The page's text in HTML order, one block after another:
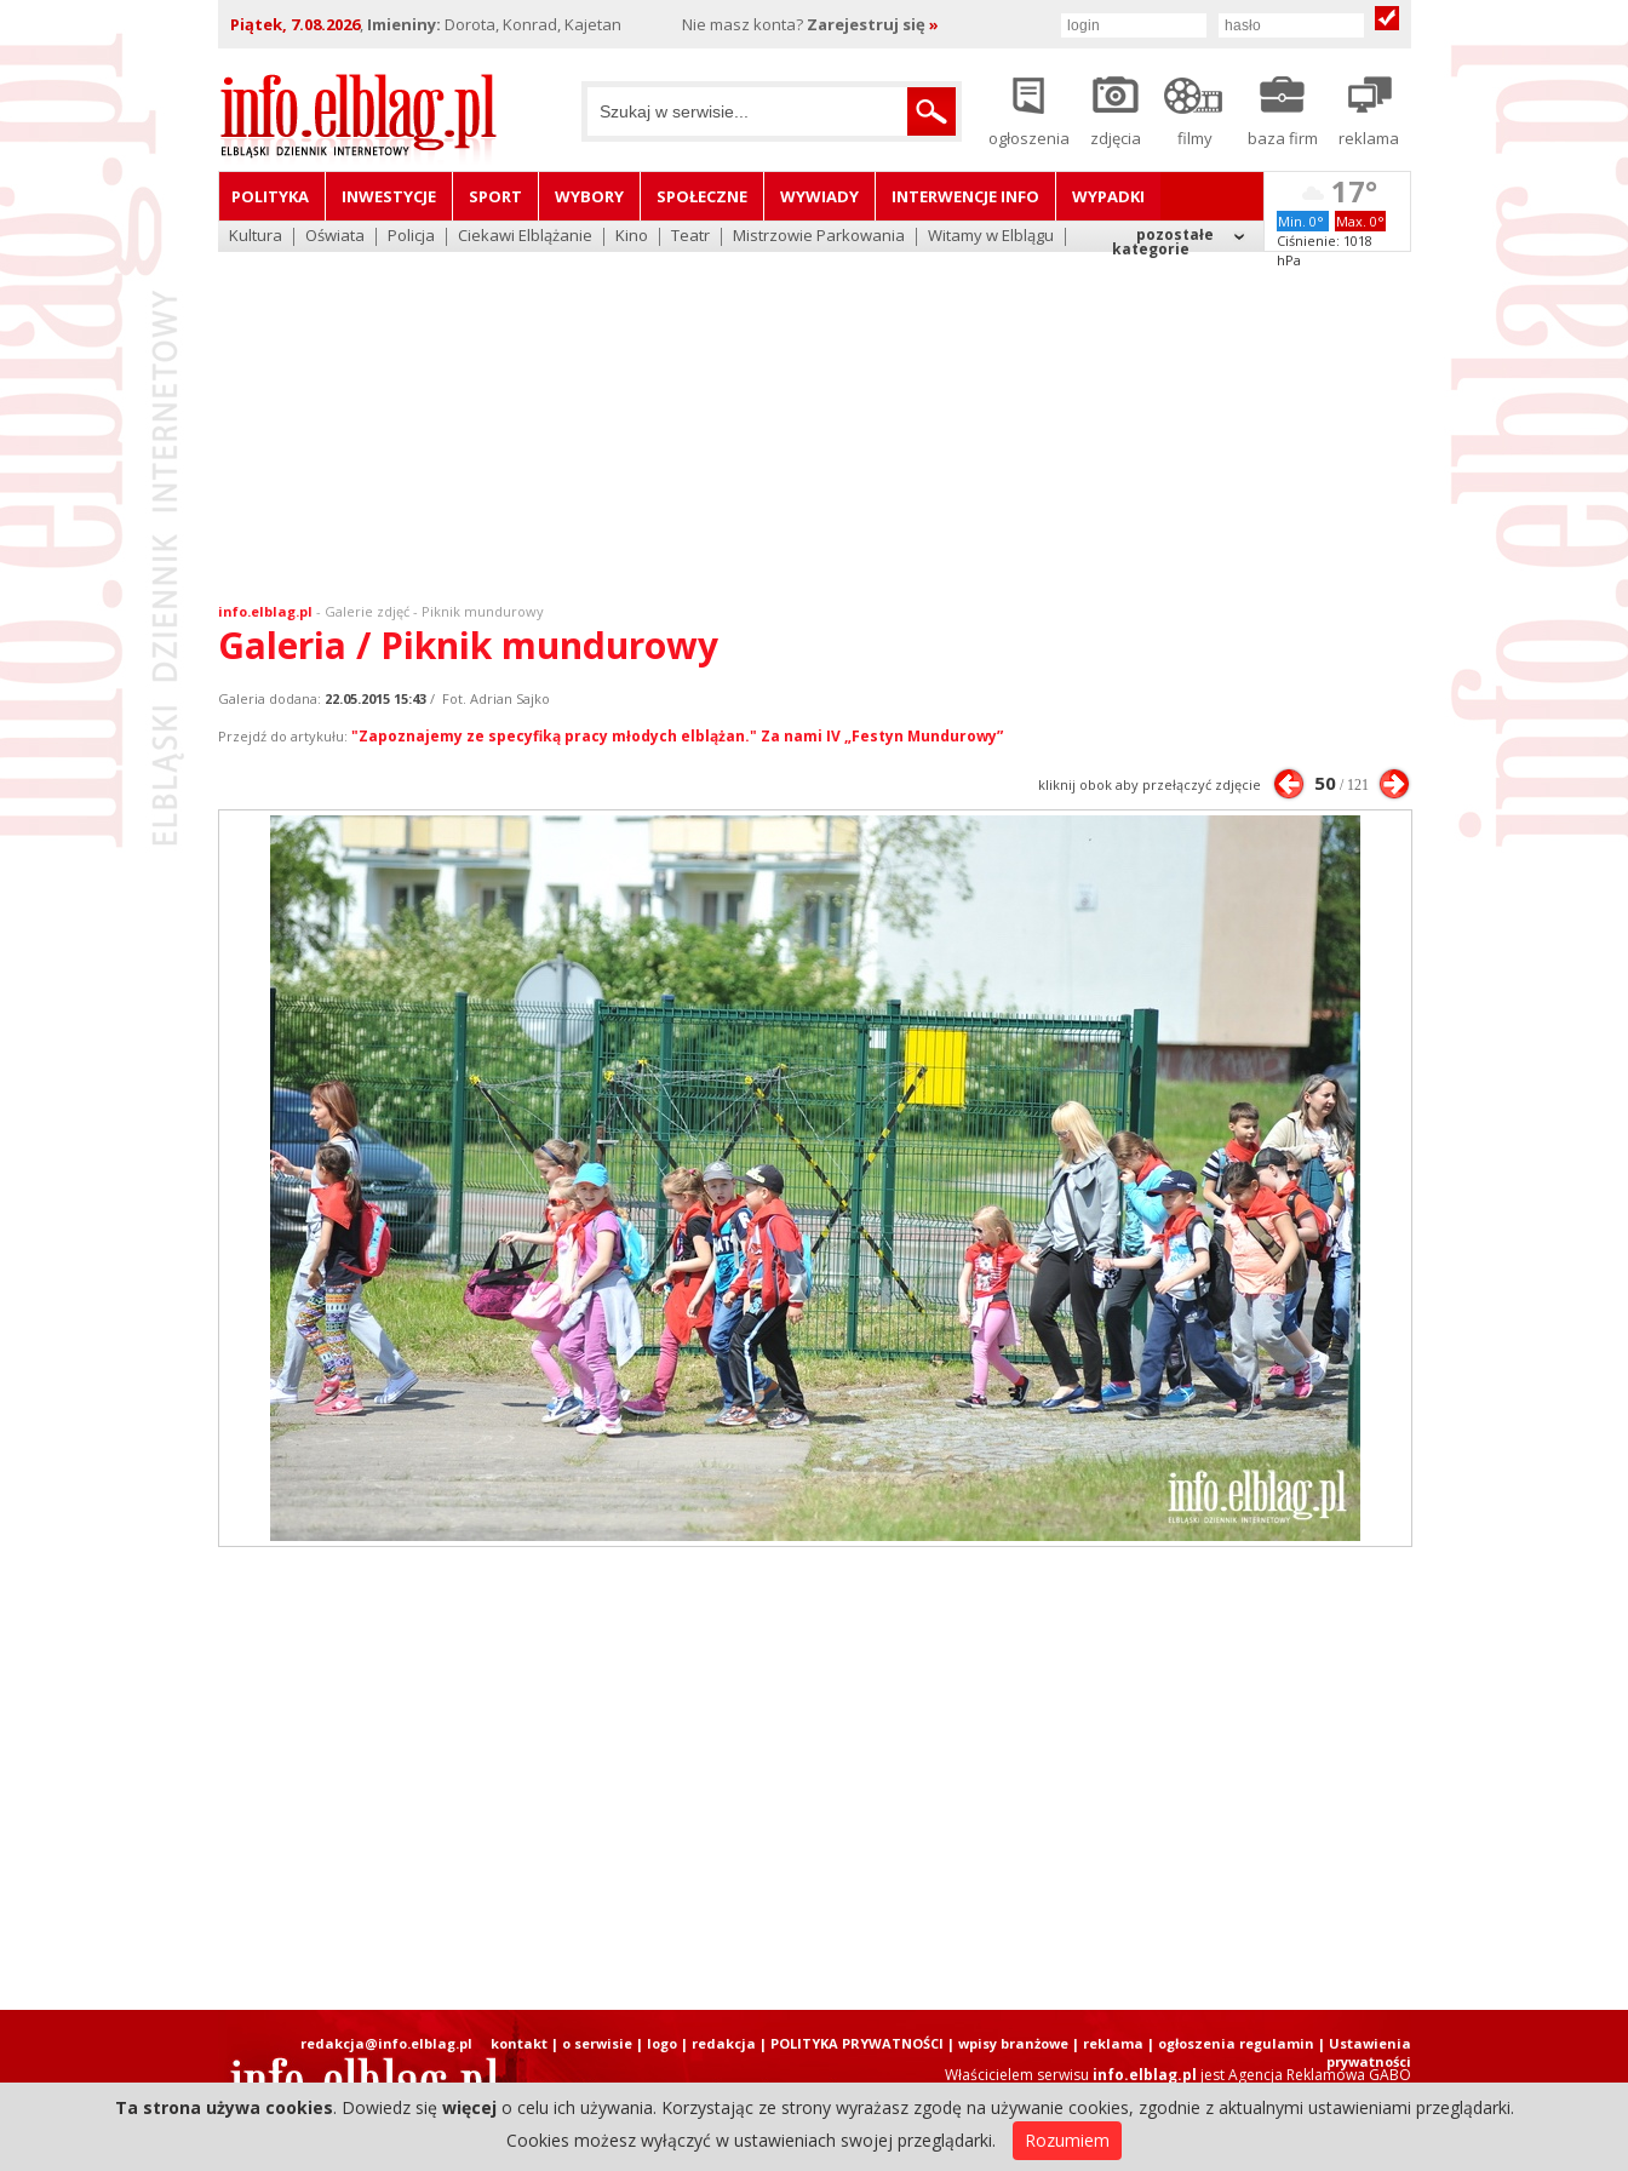
Piątek, 7.08.2026, Imieniny: Dorota, Konrad, Kajetan Nie masz konta? Zarejestruj się »
ogłoszenia zdjęcia filmy baza firm reklama
POLITYKA INWESTYCJE SPORT WYBORY SPOŁECZNE WYWIADY INTERWENCJE INFO
WYPADKI
Kultura
Oświata Policja Ciekawi Elblążanie Kino Teatr Mistrzowie Parkowania Witamy w Elblągu pozostałe
kategorie
17°
Min. 0°
Max. 0°
Ciśnienie: 1018
hPa
info.elblag.pl - Galerie zdjęć- Piknik mundurowy
Galeria / Piknik mundurowy
Galeria dodana: 22.05.2015 15:43/ Fot. Adrian Sajko
Przejdź do artykułu: "Zapoznajemy ze specyfiką pracy młodych elblążan." Za nami IV „Festyn Mundurowy”
kliknij obok aby przełączyć zdjęcie 50/ 121
Właścicielem serwisu info.elblag.pl jestAgencja Reklamowa GABO
Copyright © 2004-2026 Elbląski Dziennik Internetowy. Wszystkie prawa zastrzeżone.
redakcja@info.elblag.pl kontakt| o serwisie| logo| redakcja | POLITYKA PRYWATNOŚCI | wpisy branżowe| reklama | ogłoszenia regulamin | Ustawienia
prywatności
Ta strona używa cookies. Dowiedz się więcej o celu ich używania. Korzystając ze strony wyrażasz zgodę na używanie cookies, zgodnie z aktualnymi ustawieniami przeglądarki.
Cookies możesz wyłączyć w ustawieniach swojej przeglądarki.
Rozumiem